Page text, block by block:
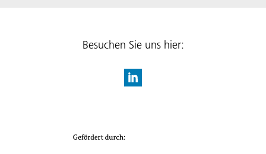
Besuchen Sie uns hier: